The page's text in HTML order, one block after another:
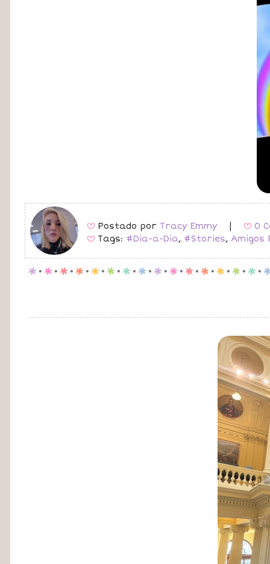
B Postado por Tracy Emmy B 0
B Tags: #Dia-a-Dia, #Stories, Amigos
p . p . p . p . p . p . p . p . p . p . p . p . p . p . p .